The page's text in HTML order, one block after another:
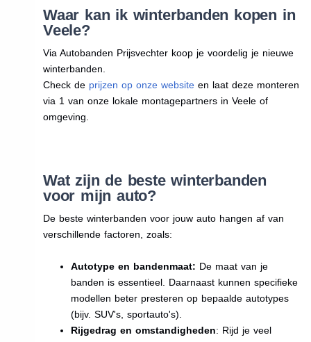
Waar kan ik winterbanden kopen in
Veele?
Via Autobanden Prijsvechter koop je voordelig je nieuwe
winterbanden.
Check de prijzen op onze websiteen laat deze monteren
via 1 van onze lokale montagepartners in Veele of
omgeving.
Wat zijn de beste winterbanden
voor mijn auto?
De beste winterbanden voor jouw auto hangen af van
verschillende factoren, zoals:
Autotype en bandenmaat: De maat van je
banden is essentieel. Daarnaast kunnen specifieke
modellen beter presteren op bepaalde autotypes
(bijv. SUV's, sportauto's).
Rijgedrag en omstandigheden: Rijd je veel